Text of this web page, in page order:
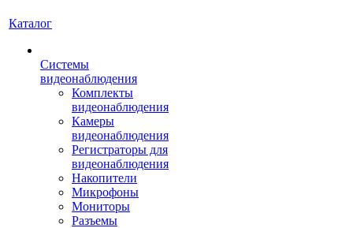
Каталог
Системы
видеонаблюдения
Комплекты
видеонаблюдения
Камеры
видеонаблюдения
Регистраторы для
видеонаблюдения
Накопители
Микрофоны
Мониторы
Разъемы